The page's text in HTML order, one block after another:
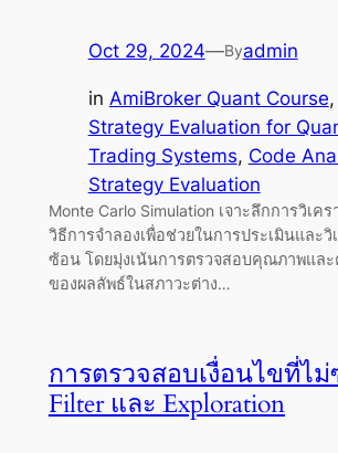
Oct 29, 2024—Byadmin
in AmiBroker Quant Course,
Strategy Evaluation for
Trading Systems, Code
Strategy Evaluation
Monte Carlo Simulation เจาะลึกการวิเค
วิธีการจำลองเพื่อช่วยในการประเมินและ
ซ้อน โดยมุ่งเน้นการตรวจสอบคุณภาพและ
ของผลลัพธ์ในสภาวะต่าง…
การตรวจสอบเงื่อนไขที่ไ
Filter และ Exploration